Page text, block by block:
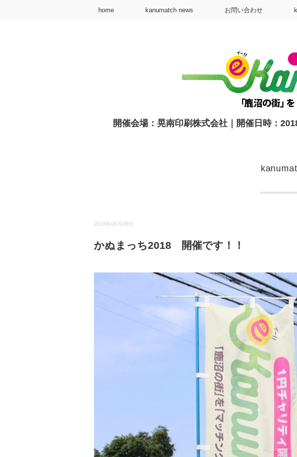
home kanumatch news お問い合わせ
開催会場：晃南印刷株式会社｜開催日時：
2018年06月09日
かぬまっち2018 開催です！！